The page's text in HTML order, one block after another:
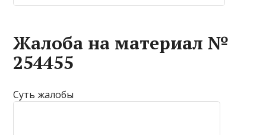
Жалоба на материал №
254455
Суть жалобы